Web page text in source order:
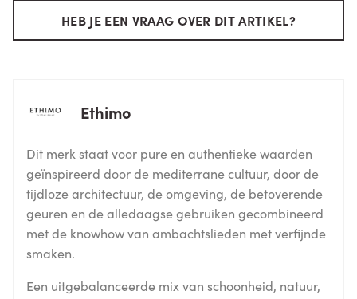
HEB JE EEN VRAAG OVER DIT ARTIKEL?
Ethimo
Dit merk staat voor pure en authentieke waarden
geïnspireerd door de mediterrane cultuur, door de
tijdloze architectuur, de omgeving, de betoverende
geuren en de alledaagse gebruiken gecombineerd
met de knowhow van ambachtslieden met verfijnde
smaken.
Een uitgebalanceerde mix van schoonheid, natuur,